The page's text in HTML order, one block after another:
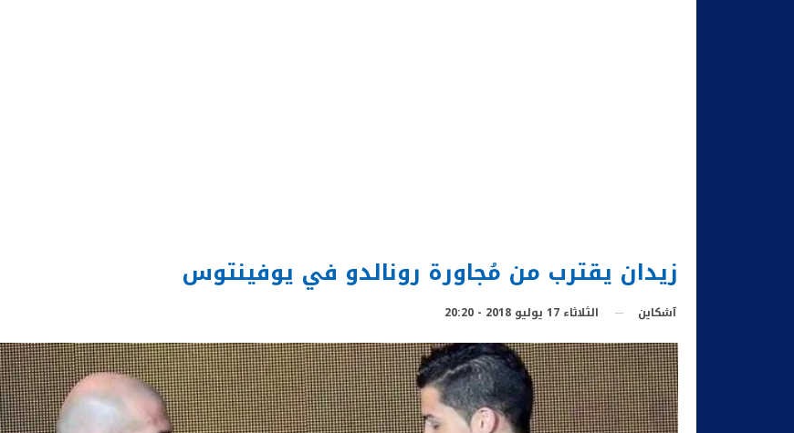
زيدان يقترب من مُجاورة رونالدو في يوفينتوس
آشكاين الثلاثاء 17 يوليو 2018 - 20:20